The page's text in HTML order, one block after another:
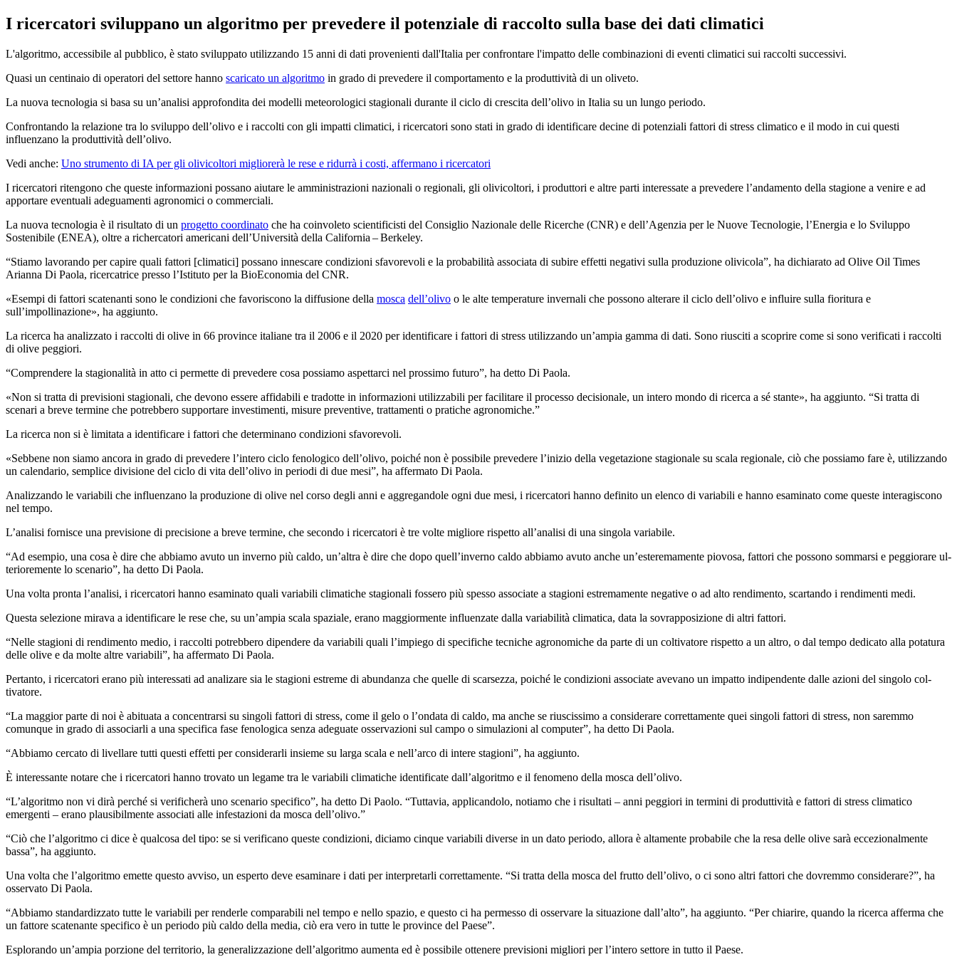
I ricercatori sviluppano un algoritmo per prevedere il potenziale di raccolto sulla base dei dati climatici
L'algoritmo, accessibile al pubblico, è stato sviluppato utilizzando 15 anni di dati provenienti dall'Italia per confrontare l'impatto delle combinazioni di eventi climatici sui raccolti successivi.
Quasi un centinaio di operatori del settore hanno scaricato un algoritmo in grado di prevedere il comportamento e la produttività di un oliveto.
La nuova tecnologia si basa su un’analisi approfondita dei modelli meteorologici stagionali durante il ciclo di crescita dell’olivo in Italia su un lungo periodo.
Confrontando la relazione tra lo sviluppo dell’olivo e i raccolti con gli impatti climatici, i ricercatori sono stati in grado di identificare decine di potenziali fattori di stress climatico e il modo in cui questi
influenzano la produttività dell’olivo.
Vedi anche: Uno strumento di IA per gli olivicoltori migliorerà le rese e ridurrà i costi, affermano i ricercatori
I ricercatori ritengono che queste informazioni possano aiutare le amministrazioni nazionali o regionali, gli olivicoltori, i produttori e altre parti interessate a prevedere l’andamento della stagione a venire e ad
apportare eventuali adeguamenti agronomici o commerciali.
La nuova tecnologia è il risultato di un progetto co­or­di­na­to che ha co­in­vo­le­to sci­en­ti­fi­ci­sti del Consiglio Nazionale delle Ricerche (CNR) e dell’Agenzia per le Nuove Tecnologie, l’Energia e lo Sviluppo
Sostenibile (ENEA), oltre a ri­cher­ca­to­ri americani dell’Università della California – Berkeley.
“Stiamo lavorando per capire quali fattori [climatici] possano innescare condizioni sfavorevoli e la probabilità associata di subire effetti negativi sulla produzione olivicola”, ha dichiarato ad Olive Oil Times
Arianna Di Paola, ricercatrice presso l’Istituto per la BioEconomia del CNR.
«Esempi di fattori scatenanti sono le condizioni che favoriscono la diffusione della mosca dell’olivo o le alte temperature invernali che possono alterare il ciclo dell’olivo e influire sulla fioritura e
sull’impollinazione», ha aggiunto.
La ricerca ha analizzato i raccolti di olive in 66 province italiane tra il 2006 e il 2020 per identificare i fattori di stress utilizzando un’ampia gamma di dati. Sono riusciti a scoprire come si sono verificati i raccolti
di olive peggiori.
“Comprendere la stagionalità in atto ci permette di prevedere cosa possiamo aspettarci nel prossimo futuro”, ha detto Di Paola.
«Non si tratta di previsioni stagionali, che devono essere affidabili e tradotte in informazioni utilizzabili per facilitare il processo decisionale, un intero mondo di ricerca a sé stante», ha aggiunto. “Si tratta di
scenari a breve termine che potrebbero supportare investimenti, misure preventive, trattamenti o pratiche agronomiche.”
La ricerca non si è limitata a identificare i fattori che determinano condizioni sfavorevoli.
«Sebbene non siamo ancora in grado di prevedere l’intero ciclo fenologico dell’olivo, poiché non è possibile prevedere l’inizio della vegetazione stagionale su scala regionale, ciò che possiamo fare è, utilizzando
un calendario, semplice divisione del ciclo di vita dell’olivo in periodi di due mesi”, ha affermato Di Paola.
Analizzando le variabili che influenzano la produzione di olive nel corso degli anni e aggregandole ogni due mesi, i ricercatori hanno definito un elenco di variabili e hanno esaminato come queste interagiscono
nel tempo.
L’analisi fornisce una previsione di precisione a breve termine, che secondo i ricercatori è tre volte migliore rispetto all’analisi di una singola variabile.
“Ad esem­pi­o, una cosa è dire che abbiamo avuto un in­verno più caldo, un’altra è dire che dopo quell’in­verno caldo abbiamo avuto anche un’es­te­re­mamente piovosa, fattori che possono sommarsi e peggiorare ul­
teri­o­re­mente lo sce­na­rio”, ha detto Di Paola.
Una volta pronta l’analisi, i ricercatori hanno esaminato quali variabili climatiche stagionali fossero più spesso associate a stagioni estremamente negative o ad alto rendimento, scartando i rendimenti medi.
Questa selezione mirava a identificare le rese che, su un’ampia scala spaziale, erano maggiormente influenzate dalla variabilità climatica, data la sovrapposizione di altri fattori.
“Nelle stagioni di rendimento medio, i raccolti potrebbero dipendere da variabili quali l’impiego di specifiche tecniche agronomiche da parte di un coltivatore rispetto a un altro, o dal tempo dedicato alla potatura
delle olive e da molte altre variabili”, ha affermato Di Paola.
Pertanto, i ricercatori erano più inter­es­sati ad an­ali­zare sia le sta­gioni est­reme di ab­undanza che quelle di scarsezza, po­iché le con­di­zioni asso­cia­te avevano un impa­tto indi­pen­dente dalle azioni del si­ngolo col­
tivatore.
“La maggior parte di noi è abituata a concentrarsi su singoli fattori di stress, come il gelo o l’ondata di caldo, ma anche se riuscissimo a considerare correttamente quei singoli fattori di stress, non saremmo
comunque in grado di associarli a una specifica fase fenologica senza adeguate osservazioni sul campo o simulazioni al computer”, ha detto Di Paola.
“Abbiamo cercato di livellare tutti questi effetti per considerarli insieme su larga scala e nell’arco di intere stagioni”, ha aggiunto.
È interessante notare che i ricercatori hanno trovato un legame tra le variabili climatiche identificate dall’algoritmo e il fenomeno della mosca dell’olivo.
“L’algoritmo non vi dirà perché si verificherà uno scenario specifico”, ha detto Di Paolo. “Tuttavia, applicandolo, notiamo che i risultati – anni peggiori in termini di produttività e fattori di stress climatico
emergenti – erano plausibilmente associati alle infestazioni da mosca dell’olivo.”
“Ciò che l’algoritmo ci dice è qualcosa del tipo: se si verificano queste condizioni, diciamo cinque variabili diverse in un dato periodo, allora è altamente probabile che la resa delle olive sarà eccezionalmente
bassa”, ha aggiunto.
Una volta che l’algoritmo emette questo avviso, un esperto deve esaminare i dati per interpretarli correttamente. “Si tratta della mosca del frutto dell’olivo, o ci sono altri fattori che dovremmo considerare?”, ha
osservato Di Paola.
“Abbiamo standardizzato tutte le variabili per renderle comparabili nel tempo e nello spazio, e questo ci ha permesso di osservare la situazione dall’alto”, ha aggiunto. “Per chiarire, quando la ricerca afferma che
un fattore scatenante specifico è un periodo più caldo della media, ciò era vero in tutte le province del Paese”.
Esplorando un’ampia porzione del territorio, la generalizzazione dell’algoritmo aumenta ed è possibile ottenere previsioni migliori per l’intero settore in tutto il Paese.